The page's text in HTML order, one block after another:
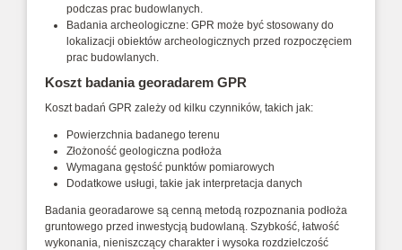
podczas prac budowlanych.
Badania archeologiczne: GPR może być stosowany do
lokalizacji obiektów archeologicznych przed rozpoczęciem
prac budowlanych.
Koszt badania georadarem GPR
Koszt badań GPR zależy od kilku czynników, takich jak:
Powierzchnia badanego terenu
Złożoność geologiczna podłoża
Wymagana gęstość punktów pomiarowych
Dodatkowe usługi, takie jak interpretacja danych
Badania georadarowe są cenną metodą rozpoznania podłoża
gruntowego przed inwestycją budowlaną. Szybkość, łatwość
wykonania, nieniszczący charakter i wysoka rozdzielczość